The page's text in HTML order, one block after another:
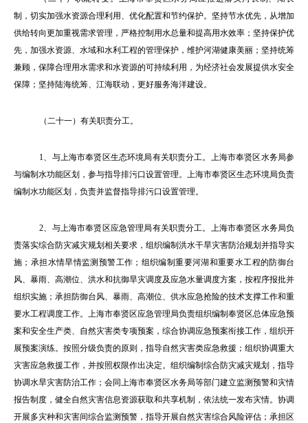
制，切实加强水资源合理利用、优化配置和节约保护。坚持节水优先，从增加
供给转向更加重视需求管理，严格控制用水总量和提高用水效率；坚持保护优
先，加强水资源、水域和水利工程的管理保护，维护河湖健康美丽；坚持统筹
兼顾，保障合理用水需求和水资源的可持续利用，为经济社会发展提供水安全
保障；坚持陆海统筹、江海联动，更好服务海洋建设。
（二十一）有关职责分工。
1、与上海市奉贤区生态环境局有关职责分工。上海市奉贤区水务局参
与编制水功能区划，参与指导排污口设置管理。上海市奉贤区生态环境局负责
编制水功能区划，负责并监督指导排污口设置管理。
2、与上海市奉贤区应急管理局有关职责分工。上海市奉贤区水务局负
责落实综合防灾减灾规划相关要求，组织编制洪水干旱灾害防治规划并指导实
施；承担水情旱情监测预警工作；组织编制重要河湖和重要水工程的防御台
风、暴雨、高潮位、洪水和抗御旱灾调度及应急水量调度方案，按程序报批并
组织实施；承担防御台风、暴雨、高潮位、供水应急抢险的技术支撑工作和重
要水工程调度工作。上海市奉贤区应急管理局负责组织编制奉贤区总体应急预
案和安全生产类、自然灾害类专项预案，综合协调应急预案衔接工作，组织开
展预案演练。按照分级负责的原则，指导自然灾害类应急救援；组织协调重大
灾害应急救援工作，并按照权限作出决定。 组织编制综合防灾减灾规划，指导
协调水旱灾害防治工作；会同上海市奉贤区水务局等部门建立监测预警和灾情
报告制度，健全自然灾害信息资源获取和共享机制，依法统一发布灾情。协调
开展多灾种和灾害间综合监测预警，指导开展自然灾害综合风险评估；承担区